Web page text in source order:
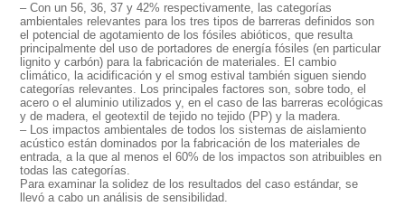
– Con un 56, 36, 37 y 42% respectivamente, las categorías
ambientales relevantes para los tres tipos de barreras definidos son
el potencial de agotamiento de los fósiles abióticos, que resulta
principalmente del uso de portadores de energía fósiles (en particular
lignito y carbón) para la fabricación de materiales. El cambio
climático, la acidificación y el smog estival también siguen siendo
categorías relevantes. Los principales factores son, sobre todo, el
acero o el aluminio utilizados y, en el caso de las barreras ecológicas
y de madera, el geotextil de tejido no tejido (PP) y la madera.
– Los impactos ambientales de todos los sistemas de aislamiento
acústico están dominados por la fabricación de los materiales de
entrada, a la que al menos el 60% de los impactos son atribuibles en
todas las categorías.
Para examinar la solidez de los resultados del caso estándar, se
llevó a cabo un análisis de sensibilidad.